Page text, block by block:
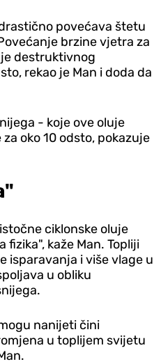
povećava štetu
brzine vjetra za
destruktivnog
rekao je Man i doda da
- koje ove oluje
oko 10 odsto, pokazuje
ciklonske oluje
kaže Man. Topliji
isparavanja i više vlage u
u obliku
nanijeti čini
u toplijem svijetu